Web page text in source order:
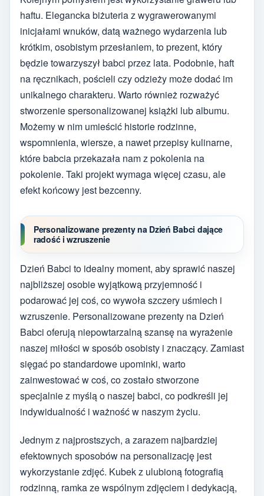
haftu. Elegancka biżuteria z wygrawerowanymi
inicjałami wnuków, datą ważnego wydarzenia lub
krótkim, osobistym przesłaniem, to prezent, który
będzie towarzyszył babci przez lata. Podobnie, haft
na ręcznikach, pościeli czy odzieży może dodać im
unikalnego charakteru. Warto również rozważyć
stworzenie spersonalizowanej książki lub albumu.
Możemy w nim umieścić historie rodzinne,
wspomnienia, wiersze, a nawet przepisy kulinarne,
które babcia przekazała nam z pokolenia na
pokolenie. Taki projekt wymaga więcej czasu, ale
efekt końcowy jest bezcenny.
Personalizowane prezenty na Dzień Babci dające
radość i wzruszenie
Dzień Babci to idealny moment, aby sprawić naszej
najbliższej osobie wyjątkową przyjemność i
podarować jej coś, co wywoła szczery uśmiech i
wzruszenie. Personalizowane prezenty na Dzień
Babci oferują niepowtarzalną szansę na wyrażenie
naszej miłości w sposób osobisty i znaczący. Zamiast
sięgać po standardowe upominki, warto
zainwestować w coś, co zostało stworzone
specjalnie z myślą o naszej babci, co podkreśli jej
indywidualność i ważność w naszym życiu.
Jednym z najprostszych, a zarazem najbardziej
efektownych sposobów na personalizację jest
wykorzystanie zdjęć. Kubek z ulubioną fotografią
rodzinną, ramka ze wspólnym zdjęciem i dedykacją,